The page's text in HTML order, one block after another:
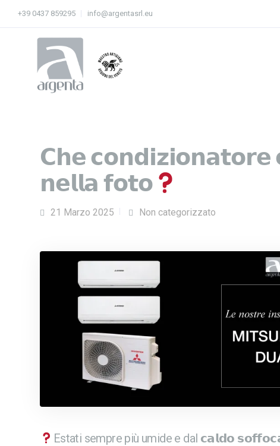
+39 0437 859295 info@argentasrl.eu
𝗖𝗵𝗲 𝗰𝗼𝗻𝗱𝗶𝘇𝗶𝗼𝗻𝗮𝘁𝗼𝗿𝗲
𝗻𝗲𝗹𝗹𝗮 𝗳𝗼𝘁𝗼
21 Marzo 2025 Non categorizzato
Estati sempre più umide e dal 𝗰𝗮𝗹𝗱𝗼